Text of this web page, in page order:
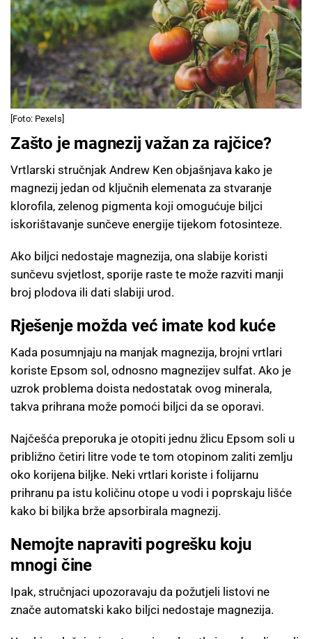
[Foto: Pexels]
Zašto je magnezij važan za rajčice?
Vrtlarski stručnjak Andrew Ken objašnjava kako je
magnezij jedan od ključnih elemenata za stvaranje
klorofila, zelenog pigmenta koji omogućuje biljci
iskorištavanje sunčeve energije tijekom fotosinteze.
Ako biljci nedostaje magnezija, ona slabije koristi
sunčevu svjetlost, sporije raste te može razviti manji
broj plodova ili dati slabiji urod.
Rješenje možda već imate kod kuće
Kada posumnjaju na manjak magnezija, brojni vrtlari
koriste Epsom sol, odnosno magnezijev sulfat. Ako je
uzrok problema doista nedostatak ovog minerala,
takva prihrana može pomoći biljci da se oporavi.
Najčešća preporuka je otopiti jednu žlicu Epsom soli u
približno četiri litre vode te tom otopinom zaliti zemlju
oko korijena biljke. Neki vrtlari koriste i folijarnu
prihranu pa istu količinu otope u vodi i poprskaju lišće
kako bi biljka brže apsorbirala magnezij.
Nemojte napraviti pogrešku koju
mnogi čine
Ipak, stručnjaci upozoravaju da požutjeli listovi ne
znače automatski kako biljci nedostaje magnezija.